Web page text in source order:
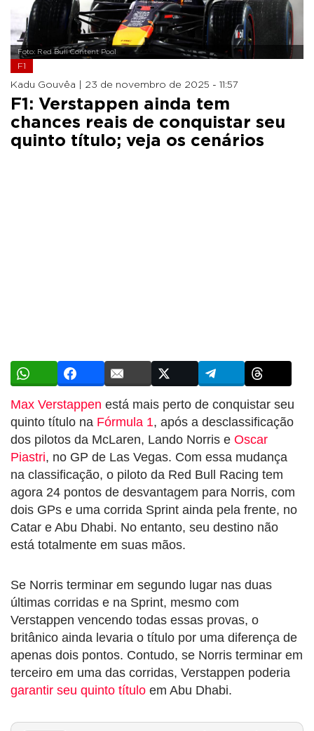
Foto: Red Bull Content Pool
F1
Kadu Gouvêa | 23 de novembro de 2025 - 11:57
F1: Verstappen ainda tem
chances reais de conquistar seu
quinto título; veja os cenários
Max Verstappen está mais perto de conquistar seu
quinto título na Fórmula 1, após a desclassificação
dos pilotos da McLaren, Lando Norris e Oscar
Piastri, no GP de Las Vegas. Com essa mudança
na classificação, o piloto da Red Bull Racing tem
agora 24 pontos de desvantagem para Norris, com
dois GPs e uma corrida Sprint ainda pela frente, no
Catar e Abu Dhabi. No entanto, seu destino não
está totalmente em suas mãos.
Se Norris terminar em segundo lugar nas duas
últimas corridas e na Sprint, mesmo com
Verstappen vencendo todas essas provas, o
britânico ainda levaria o título por uma diferença de
apenas dois pontos. Contudo, se Norris terminar em
terceiro em uma das corridas, Verstappen poderia
garantir seu quinto título em Abu Dhabi.